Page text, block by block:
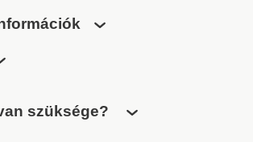
szüksége?